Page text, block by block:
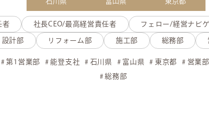
者 社長CEO/最高経営責任者 フェロー/経営ナビ
設計部 リフォーム部 施工部 総務部
第1営業部 能登支社 石川県 富山県 東京都 営業部
総務部